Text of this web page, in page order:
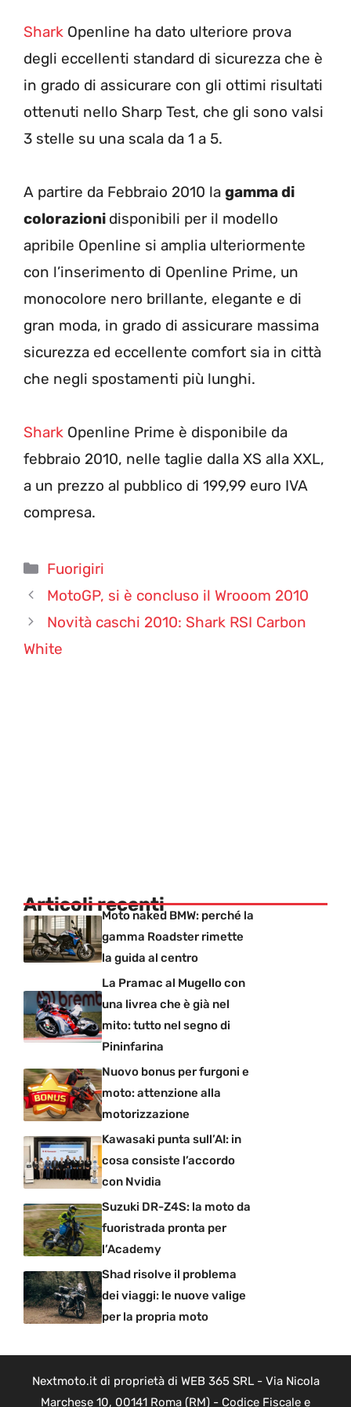
Shark Openline ha dato ulteriore prova
degli eccellenti standard di sicurezza che è
in grado di assicurare con gli ottimi risultati
ottenuti nello Sharp Test, che gli sono valsi
3 stelle su una scala da 1 a 5.
A partire da Febbraio 2010 la gamma di
colorazioni disponibili per il modello
apribile Openline si amplia ulteriormente
con l’inserimento di Openline Prime, un
monocolore nero brillante, elegante e di
gran moda, in grado di assicurare massima
sicurezza ed eccellente comfort sia in città
che negli spostamenti più lunghi.
Shark Openline Prime è disponibile da
febbraio 2010, nelle taglie dalla XS alla XXL,
a un prezzo al pubblico di 199,99 euro IVA
compresa.
Categorie
Fuorigiri
MotoGP, si è concluso il Wrooom 2010
Novità caschi 2010: Shark RSI Carbon
White
Articoli recentiMoto naked BMW: perché la
gamma Roadster rimette
la guida al centro
La Pramac al Mugello con
una livrea che è già nel
mito: tutto nel segno di
Pininfarina
Nuovo bonus per furgoni e
moto: attenzione alla
motorizzazione
Kawasaki punta sull’AI: in
cosa consiste l’accordo
con Nvidia
Suzuki DR-Z4S: la moto da
fuoristrada pronta per
l’Academy
Shad risolve il problema
dei viaggi: le nuove valige
per la propria moto
Nextmoto.it di proprietà di WEB 365 SRL - Via Nicola
Marchese 10, 00141 Roma (RM) - Codice Fiscale e